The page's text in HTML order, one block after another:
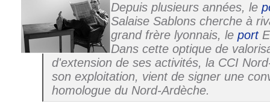
Depuis plusieurs années, le
Salaise Sablons cherche à
grand frère lyonnais, le port
Dans cette optique de
d'extension de ses activités, la CCI
son exploitation, vient de signer une
homologue du Nord-Ardèche.